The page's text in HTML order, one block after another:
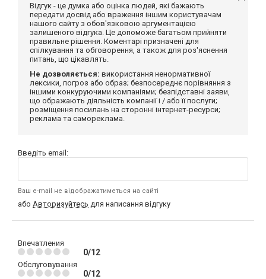
Відгук - це думка або оцінка людей, які бажають
передати досвід або враження іншим користувачам
нашого сайту з обов'язковою аргументацією
залишеного відгука. Це допоможе багатьом прийняти
правильне рішення. Коментарі призначені для
спілкування та обговорення, а також для роз'яснення
питань, що цікавлять.
Не дозволяється: використання ненормативної
лексики, погроз або образ; безпосереднє порівняння з
іншими конкуруючими компаніями; безпідставні заяви,
що ображають діяльність компанії і / або її послуги;
розміщення посилань на сторонні інтернет-ресурси;
реклама та самореклама.
Введіть email:
Ваш e-mail не відображатиметься на сайті
або Авторизуйтесь для написання відгуку
Впечатления
0/12
Обслуговування
0/12